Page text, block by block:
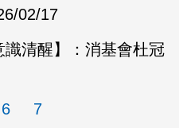
02/17
識清醒】：消基會杜冠
6 7